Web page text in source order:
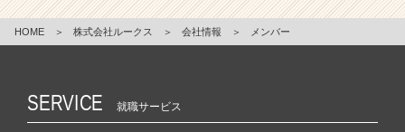
HOME ＞ 株式会社ルークス ＞ 会社情報 ＞ メンバー
SERVICE 就職サービス